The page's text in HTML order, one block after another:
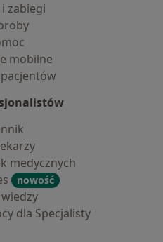
i zabiegi
mobilne
medycznych
nowość
wiedzy
dla Specjalisty